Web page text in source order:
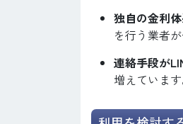
独自の金利体
を行う業者
連絡手段が
増えています